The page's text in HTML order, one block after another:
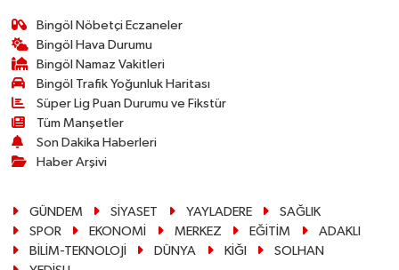
Bingöl Nöbetçi Eczaneler
Bingöl Hava Durumu
Bingöl Namaz Vakitleri
Bingöl Trafik Yoğunluk Haritası
Süper Lig Puan Durumu ve Fikstür
Tüm Manşetler
Son Dakika Haberleri
Haber Arşivi
GÜNDEM SİYASET YAYLADERE
SAĞLIK
SPOR
EKONOMİ MERKEZ EĞİTİM
ADAKLI
BİLİM-TEKNOLOJİ
DÜNYA KİĞI
SOLHAN